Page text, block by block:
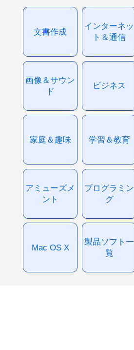
文書作成
インターネッ
ト＆通信
画像＆サウン
ド
ビジネス
家庭＆趣味 学習＆教育
アミューズメ
ント
プログラミン
グ
Mac OS X
製品ソフト一
覧